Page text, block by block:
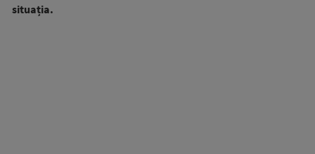
situația.